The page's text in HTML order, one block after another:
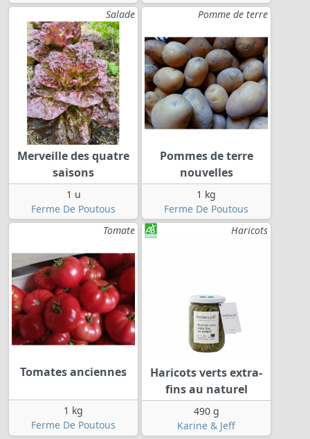
Salade
Merveille des quatre
saisons
1 u
Ferme De Poutous
Pomme de terre
Pommes de terre
nouvelles
1 kg
Ferme De Poutous
Tomate
Tomates anciennes
1 kg
Ferme De Poutous
Haricots
Haricots verts extra-
fins au naturel
490 g
Karine & Jeff